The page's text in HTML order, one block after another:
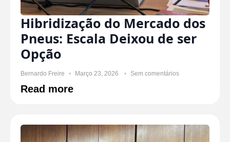
Hibridização do Mercado dos
Pneus: Escala Deixou de ser
Opção
Bernardo Freire Março 23, 2026 Sem comentários
Read more